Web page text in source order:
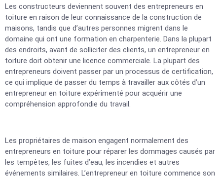
Les constructeurs deviennent souvent des entrepreneurs en
toiture en raison de leur connaissance de la construction de
maisons, tandis que d’autres personnes migrent dans le
domaine qui ont une formation en charpenterie. Dans la plupart
des endroits, avant de solliciter des clients, un entrepreneur en
toiture doit obtenir une licence commerciale. La plupart des
entrepreneurs doivent passer par un processus de certification,
ce qui implique de passer du temps à travailler aux côtés d’un
entrepreneur en toiture expérimenté pour acquérir une
compréhension approfondie du travail.
Les propriétaires de maison engagent normalement des
entrepreneurs en toiture pour réparer les dommages causés par
les tempêtes, les fuites d’eau, les incendies et autres
événements similaires. L’entrepreneur en toiture commence son